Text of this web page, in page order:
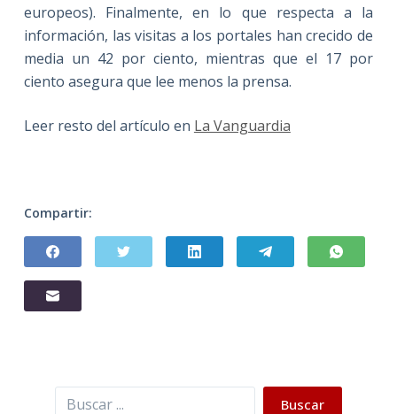
europeos). Finalmente, en lo que respecta a la
información, las visitas a los portales han crecido de
media un 42 por ciento, mientras que el 17 por
ciento asegura que lee menos la prensa.
Leer resto del artículo en La Vanguardia
Compartir:
Buscar Buscar